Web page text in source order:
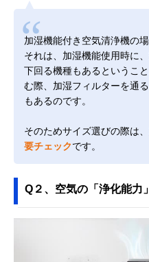
加湿機能付き空気清浄機の
それは、加湿機能使用時に
下回る機種もあるというこ
む際、加湿フィルターを通
もあるのです。
そのためサイズ選びの際は、
要チェックです。
Q２、空気の「浄化能力